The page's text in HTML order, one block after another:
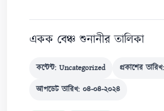
একক বেঞ্চ শুনানীর তালিকা
কন্টেন্ট: Uncategorized প্রকাশের
আপডেট তারিখ: ০৪-০৪-২০২৪